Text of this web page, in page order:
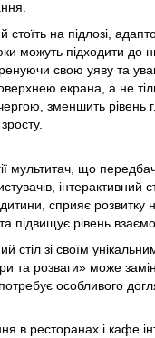
стоїть на підлозі,
можуть підходити до
свою уяву та
екрана, а не
зменшить рівень
мультитач, що
інтерактивний
дитини, сприяє розвитку
підвищує рівень
стіл зі своїм
та розваги» може
потребує особливого
в ресторанах і кафе